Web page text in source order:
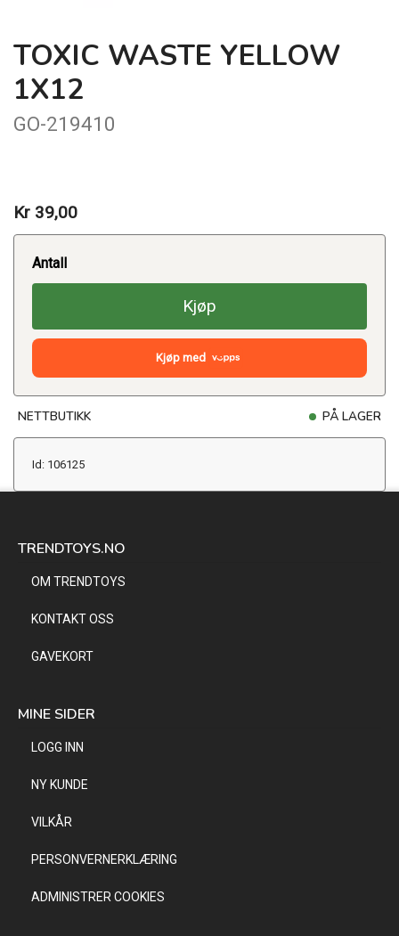
TOXIC WASTE YELLOW
1X12
GO-219410
Kr 39,00
Antall
Kjøp
Kjøp med
NETTBUTIKK PÅ LAGER
Id: 106125
TRENDTOYS.NO
OM TRENDTOYS
KONTAKT OSS
GAVEKORT
MINE SIDER
LOGG INN
NY KUNDE
VILKÅR
PERSONVERNERKLÆRING
ADMINISTRER COOKIES